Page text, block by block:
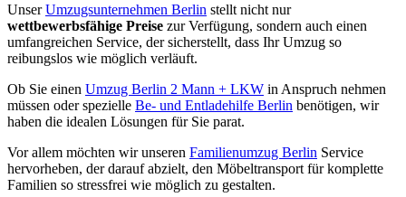
UnserUmzugsunternehmen Berlin stellt nicht nur
wettbewerbsfähige Preise zur Verfügung, sondern auch einen
umfangreichen Service, der sicherstellt, dass Ihr Umzug so
reibungslos wie möglich verläuft.
Ob Sie einen Umzug Berlin 2 Mann + LKW in Anspruch nehmen
müssen oder spezielle Be- und Entladehilfe Berlin benötigen, wir
haben die idealen Lösungen für Sie parat.
Vor allem möchten wir unseren Familienumzug Berlin Service
hervorheben, der darauf abzielt, den Möbeltransport für komplette
Familien so stressfrei wie möglich zu gestalten.